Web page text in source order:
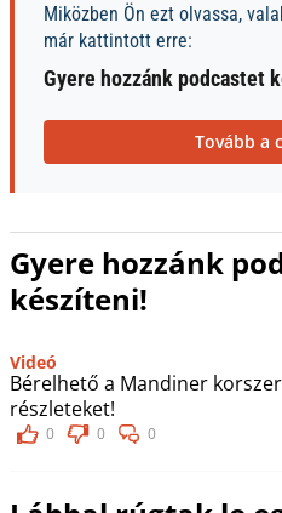
Miközben Ön ezt olvassa,
már kattintott erre:
Gyere hozzánk podcastet
Tovább a
Gyere hozzánk
készíteni!
Videó
Bérelhető a Mandiner
részleteket!
0 0 0